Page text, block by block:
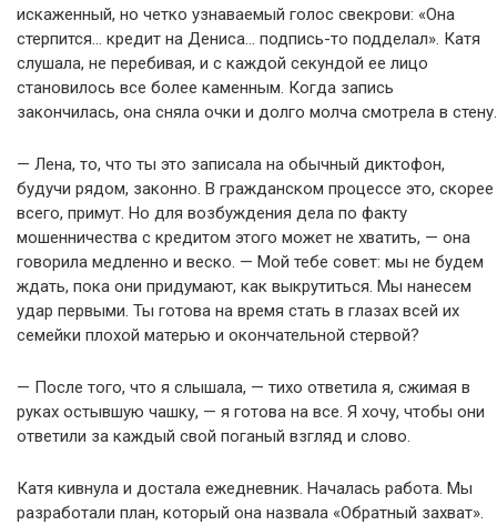
искаженный, но четко узнаваемый голос свекрови: «Она
стерпится… кредит на Дениса… подпись-то подделал». Катя
слушала, не перебивая, и с каждой секундой ее лицо
становилось все более каменным. Когда запись
закончилась, она сняла очки и долго молча смотрела в стену.
— Лена, то, что ты это записала на обычный диктофон,
будучи рядом, законно. В гражданском процессе это, скорее
всего, примут. Но для возбуждения дела по факту
мошенничества с кредитом этого может не хватить, — она
говорила медленно и веско. — Мой тебе совет: мы не будем
ждать, пока они придумают, как выкрутиться. Мы нанесем
удар первыми. Ты готова на время стать в глазах всей их
семейки плохой матерью и окончательной стервой?
— После того, что я слышала, — тихо ответила я, сжимая в
руках остывшую чашку, — я готова на все. Я хочу, чтобы они
ответили за каждый свой поганый взгляд и слово.
Катя кивнула и достала ежедневник. Началась работа. Мы
разработали план, который она назвала «Обратный захват».